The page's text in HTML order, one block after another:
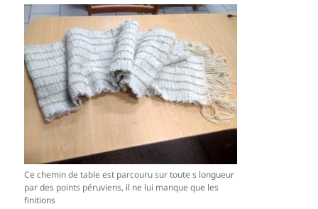
Ce chemin de table est parcouru sur toute s longueur
par des points péruviens, il ne lui manque que les
finitions